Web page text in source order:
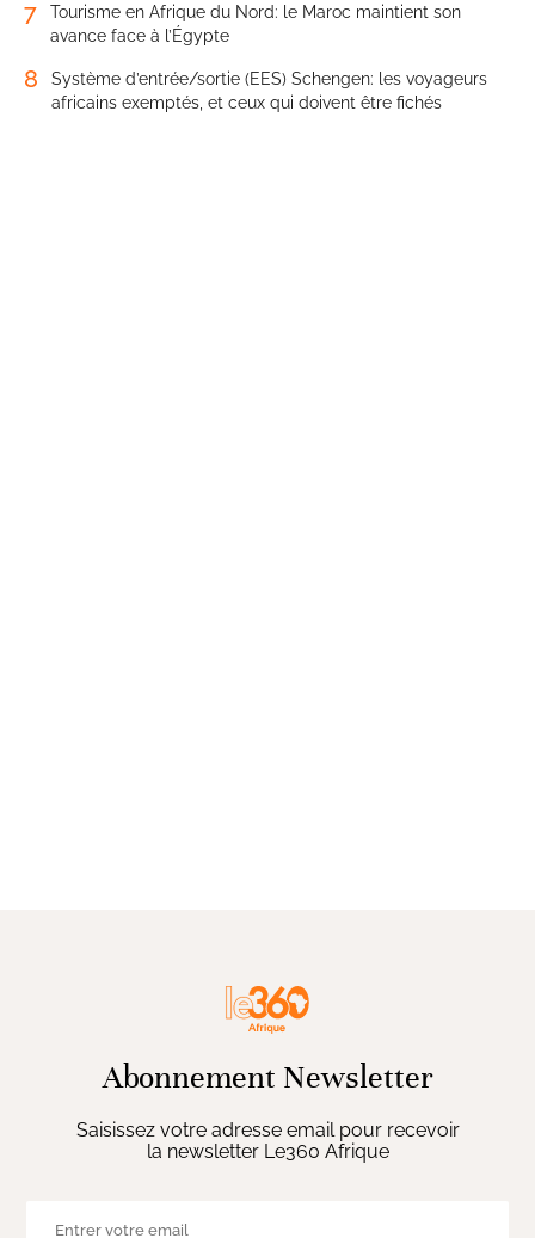
7
Tourisme en Afrique du Nord: le Maroc maintient son
avance face à l’Égypte
8
Système d’entrée/sortie (EES) Schengen: les voyageurs
africains exemptés, et ceux qui doivent être fichés
Abonnement Newsletter
Saisissez votre adresse email pour recevoir
la newsletter Le360 Afrique